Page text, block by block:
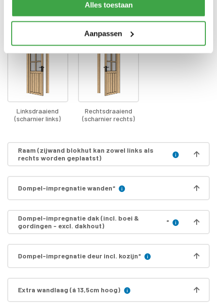
Alles toestaan
Aanpassen
Draairichting deur*
Linksdraaiend
(scharnier links)
Rechtsdraaiend
(scharnier rechts)
Raam (zijwand blokhut kan zowel links als
rechts worden geplaatst)
Dompel-impregnatie wanden*
Dompel-impregnatie dak (incl. boei &
gordingen - excl. dakhout)
*
Dompel-impregnatie deur incl. kozijn*
Extra wandlaag (á 13,5cm hoog)